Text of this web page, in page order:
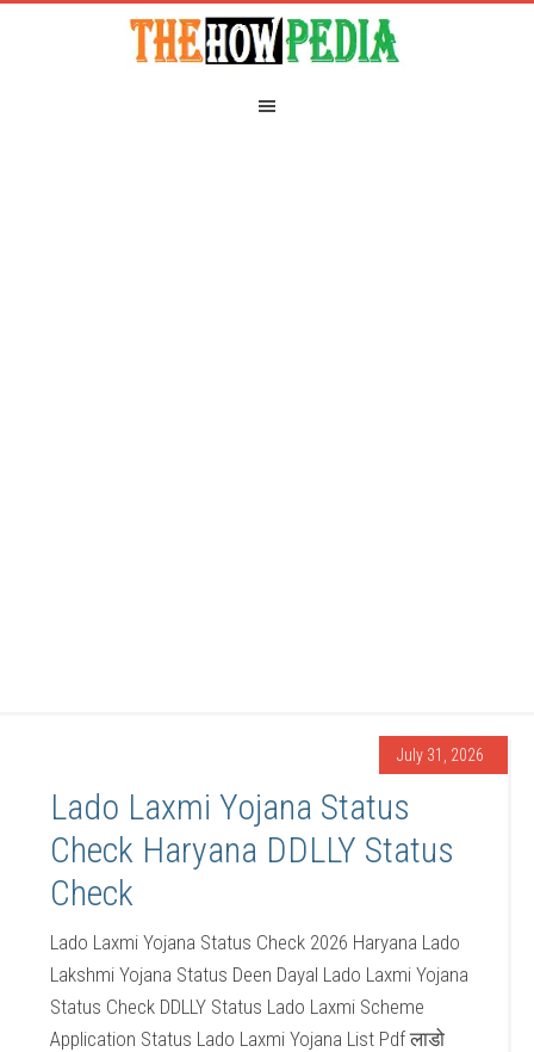
July 31, 2026
Lado Laxmi Yojana Status
Check Haryana DDLLY Status
Check
Lado Laxmi Yojana Status Check 2026 Haryana Lado
Lakshmi Yojana Status Deen Dayal Lado Laxmi Yojana
Status Check DDLLY Status Lado Laxmi Scheme
Application Status Lado Laxmi Yojana List Pdf लाडो